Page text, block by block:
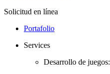
Solicitud en línea
Portafolio
Services
Desarrollo de juegos: